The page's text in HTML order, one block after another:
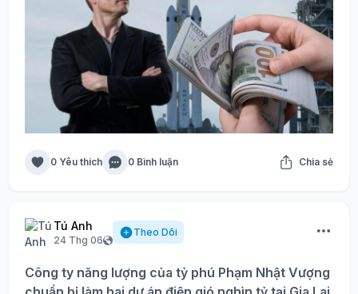
0 Yêu thích 0 Bình luận Chia sẻ
Tú Anh
24 Thg 06
Theo Dõi
Công ty năng lượng của tỷ phú Phạm Nhật Vượng